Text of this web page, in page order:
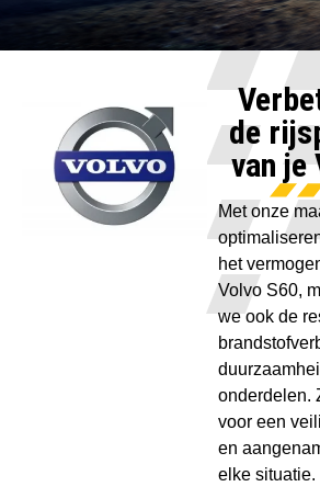
de
van je
Met onze
het
Volvo S60,
we ook de
onderdelen.
voor een
en
elke situatie.